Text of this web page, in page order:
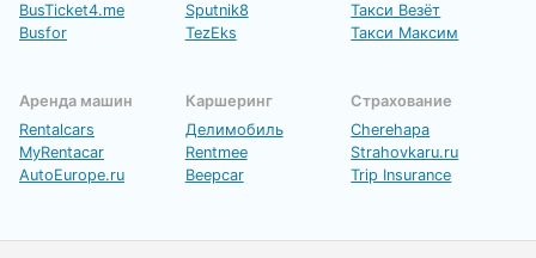
BusTicket4.me
Busfor
Sputnik8
TezEks
Такси Везёт
Такси Максим
Аренда машин
Rentalcars
MyRentacar
AutoEurope.ru
Каршеринг
Делимобиль
Rentmee
Beepcar
Страхование
Cherehapa
Strahovkaru.ru
Trip Insurance